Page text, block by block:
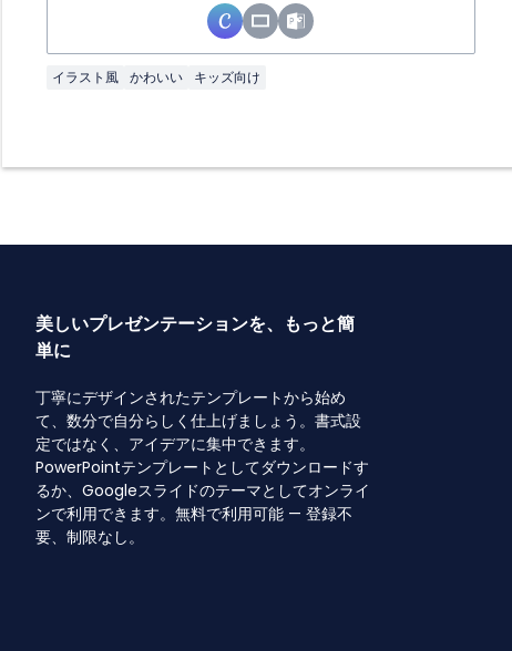
イラスト風 かわいい キッズ向け
美しいプレゼンテーションを、もっと簡
単に
丁寧にデザインされたテンプレートから始め
て、数分で自分らしく仕上げましょう。書式設
定ではなく、アイデアに集中できます。
PowerPointテンプレートとしてダウンロードす
るか、Googleスライドのテーマとしてオンライ
ンで利用できます。無料で利用可能 — 登録不
要、制限なし。